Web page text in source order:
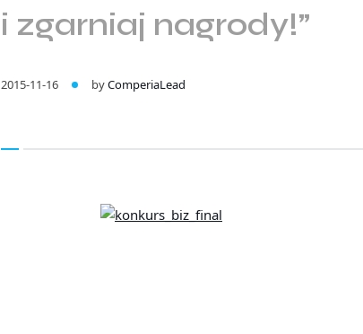
i zgarniaj nagrody!”
2015-11-16 byComperiaLead